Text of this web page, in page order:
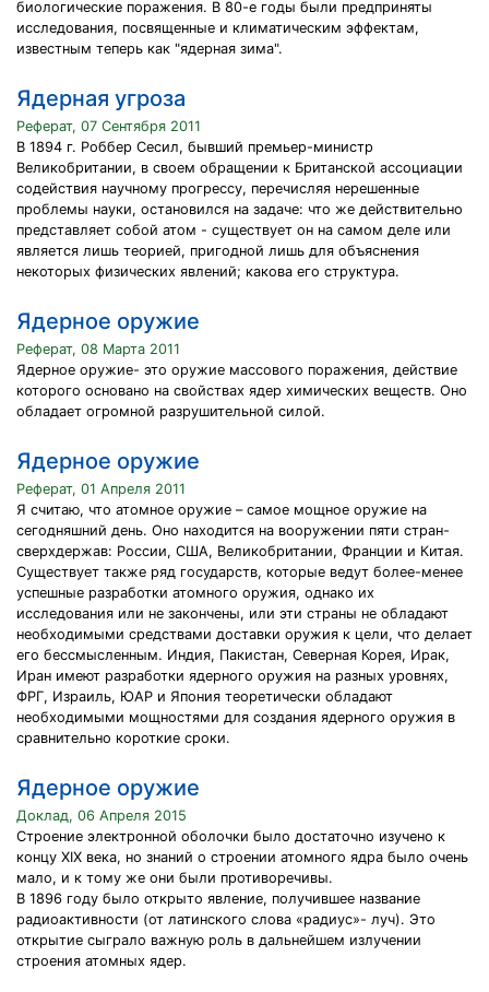
биологические поражения. В 80-е годы были предприняты
исследования, посвященные и климатическим эффектам,
известным теперь как "ядерная зима".
Ядерная угроза
Реферат, 07 Сентября 2011
В 1894 г. Роббер Сесил, бывший премьер-министр
Великобритании, в своем обращении к Британской ассоциации
содействия научному прогрессу, перечисляя нерешенные
проблемы науки, остановился на задаче: что же действительно
представляет собой атом - существует он на самом деле или
является лишь теорией, пригодной лишь для объяснения
некоторых физических явлений; какова его структура.
Ядерное оружие
Реферат, 08 Марта 2011
Ядерное оружие- это оружие массового поражения, действие
которого основано на свойствах ядер химических веществ. Оно
обладает огромной разрушительной силой.
Ядерное оружие
Реферат, 01 Апреля 2011
Я считаю, что атомное оружие – самое мощное оружие на
сегодняшний день. Оно находится на вооружении пяти стран-
сверхдержав: России, США, Великобритании, Франции и Китая.
Существует также ряд государств, которые ведут более-менее
успешные разработки атомного оружия, однако их
исследования или не закончены, или эти страны не обладают
необходимыми средствами доставки оружия к цели, что делает
его бессмысленным. Индия, Пакистан, Северная Корея, Ирак,
Иран имеют разработки ядерного оружия на разных уровнях,
ФРГ, Израиль, ЮАР и Япония теоретически обладают
необходимыми мощностями для создания ядерного оружия в
сравнительно короткие сроки.
Ядерное оружие
Доклад, 06 Апреля 2015
Строение электронной оболочки было достаточно изучено к
концу XIX века, но знаний о строении атомного ядра было очень
мало, и к тому же они были противоречивы.
В 1896 году было открыто явление, получившее название
радиоактивности (от латинского слова «радиус»- луч). Это
открытие сыграло важную роль в дальнейшем излучении
строения атомных ядер.